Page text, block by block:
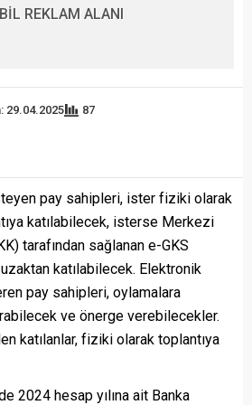
REKLAM ALANI
29.04.2025 87
pay sahipleri, ister fiziki olarak
katılabilecek, isterse Merkezi
tarafından sağlanan e-GKS
uzaktan katılabilecek. Elektronik
pay sahipleri, oylamalara
ve önerge verebilecekler.
katılanlar, fiziki olarak toplantıya
2024 hesap yılına ait Banka